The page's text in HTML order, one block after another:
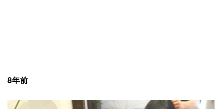
8年前